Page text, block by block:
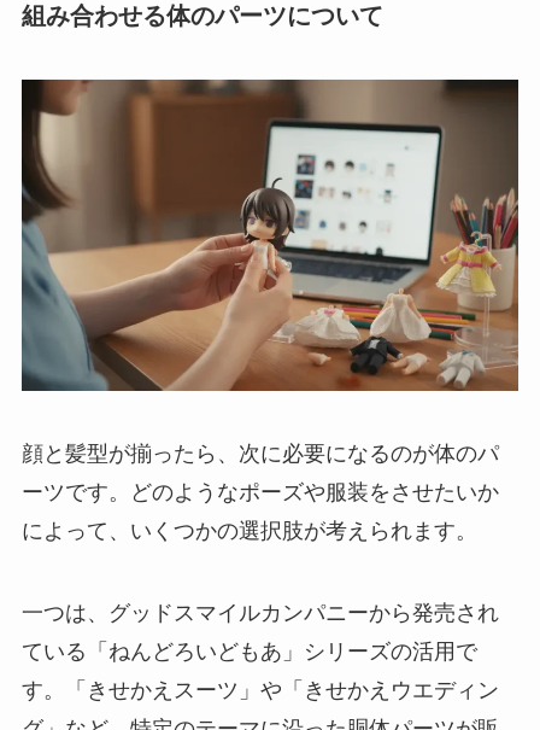
組み合わせる体のパーツについて
顔と髪型が揃ったら、次に必要になるのが体のパ
ーツです。どのようなポーズや服装をさせたいか
によって、いくつかの選択肢が考えられます。
一つは、グッドスマイルカンパニーから発売され
ている「ねんどろいどもあ」シリーズの活用で
す。「きせかえスーツ」や「きせかえウエディン